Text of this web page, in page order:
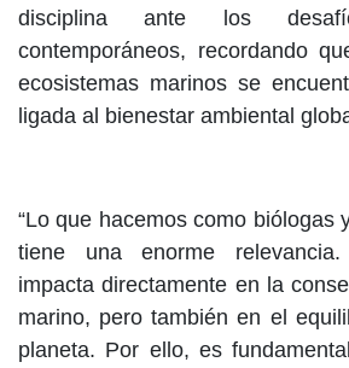
disciplina ante los
contemporáneos, recordando
ecosistemas marinos se
ligada al bienestar ambiental
“Lo que hacemos como biólogas
tiene una enorme
impacta directamente en la
marino, pero también en el
planeta. Por ello, es